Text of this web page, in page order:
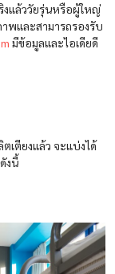
งแล้ววัยรุ่นหรือผู้ใหญ่
พและสามารถรองรับ
มีข้อมูลและไอเดียดี
เตียงแล้ว จะแบ่งได้
งนี้